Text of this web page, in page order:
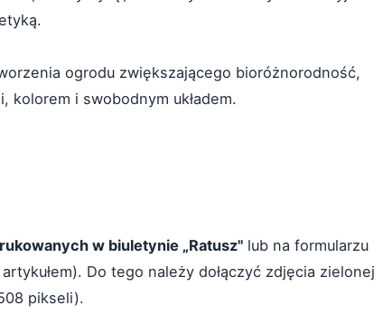
ogrodu zwiększającego bioróżnorodność,
kolorem i swobodnym układem.
w biuletynie „Ratusz" lub na formularzu
Do tego należy dołączyć zdjęcia zielonej
pikseli).